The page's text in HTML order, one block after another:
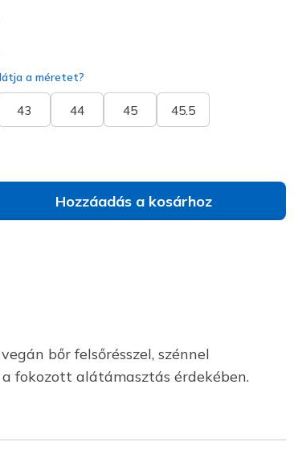
a méretet?
43 44 45 45.5
Hozzáadás a kosárhoz
bőr felsőrésszel, szénnel
fokozott alátámasztás érdekében.